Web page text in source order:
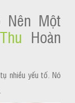
Nên Một
Hoàn
nhiều yếu tố. Nó